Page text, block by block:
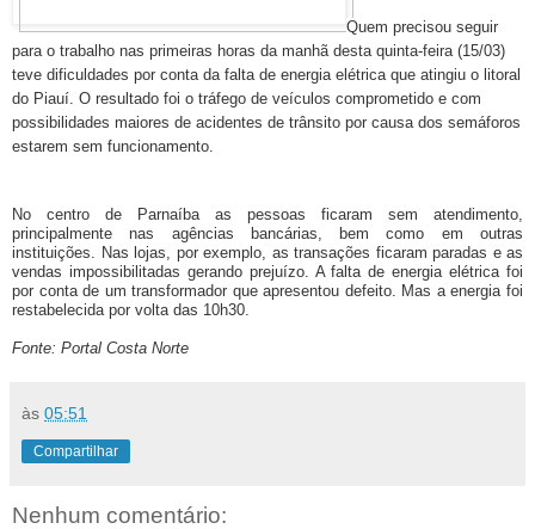
Quem precisou seguir
para o trabalho nas primeiras horas da manhã desta quinta-feira (15/03)
teve dificuldades por conta da falta de energia elétrica que atingiu o litoral
do Piauí. O resultado foi o tráfego de veículos comprometido e com
possibilidades maiores de acidentes de trânsito por causa dos semáforos
estarem sem funcionamento.
No centro de Parnaíba as pessoas ficaram sem atendimento,
principalmente nas agências bancárias, bem como em outras
instituições. Nas lojas, por exemplo, as transações ficaram paradas e as
vendas impossibilitadas gerando prejuízo. A falta de energia elétrica foi
por conta de um transformador que apresentou defeito. Mas a energia foi
restabelecida por volta das 10h30.
Fonte: Portal Costa Norte
às 05:51
Compartilhar
Nenhum comentário: